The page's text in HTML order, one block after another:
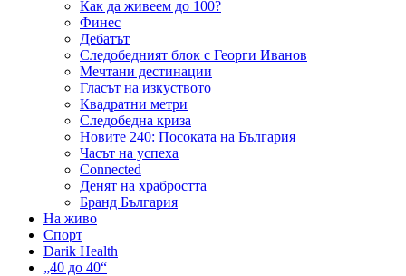
Как да живеем до 100?
Финес
Дебатът
Следобедният блок с Георги Иванов
Мечтани дестинации
Гласът на изкуството
Квадратни метри
Следобедна криза
Новите 240: Посоката на България
Часът на успеха
Connected
Денят на храбростта
Бранд България
На живо
Спорт
Darik Health
„40 до 40“